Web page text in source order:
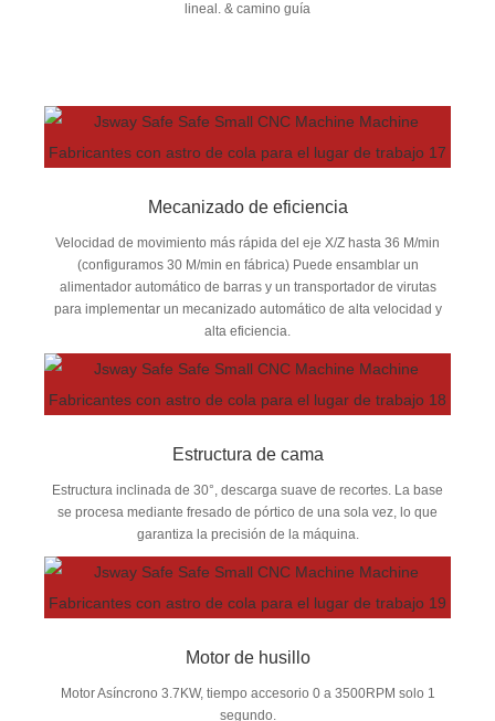
lineal. & camino guía
Mecanizado de eficiencia
Velocidad de movimiento más rápida del eje X/Z hasta 36 M/min
(configuramos 30 M/min en fábrica) Puede ensamblar un
alimentador automático de barras y un transportador de virutas
para implementar un mecanizado automático de alta velocidad y
alta eficiencia.
Estructura de cama
Estructura inclinada de 30°, descarga suave de recortes. La base
se procesa mediante fresado de pórtico de una sola vez, lo que
garantiza la precisión de la máquina.
Motor de husillo
Motor Asíncrono 3.7KW, tiempo accesorio 0 a 3500RPM solo 1
segundo.